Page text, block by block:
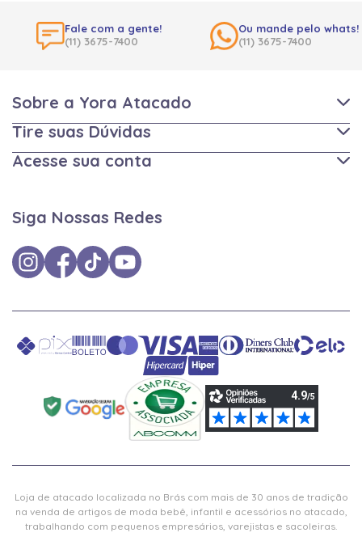
Fale com a gente!
(11) 3675-7400
Ou mande pelo whats!
(11) 3675-7400
Sobre a Yora Atacado
Tire suas Dúvidas
Acesse sua conta
Siga Nossas Redes
Loja de atacado localizada no Brás com mais de 30 anos de tradição
na venda de artigos de moda bebê, infantil e acessórios no atacado,
trabalhando com pequenos empresários, varejistas e sacoleiras.